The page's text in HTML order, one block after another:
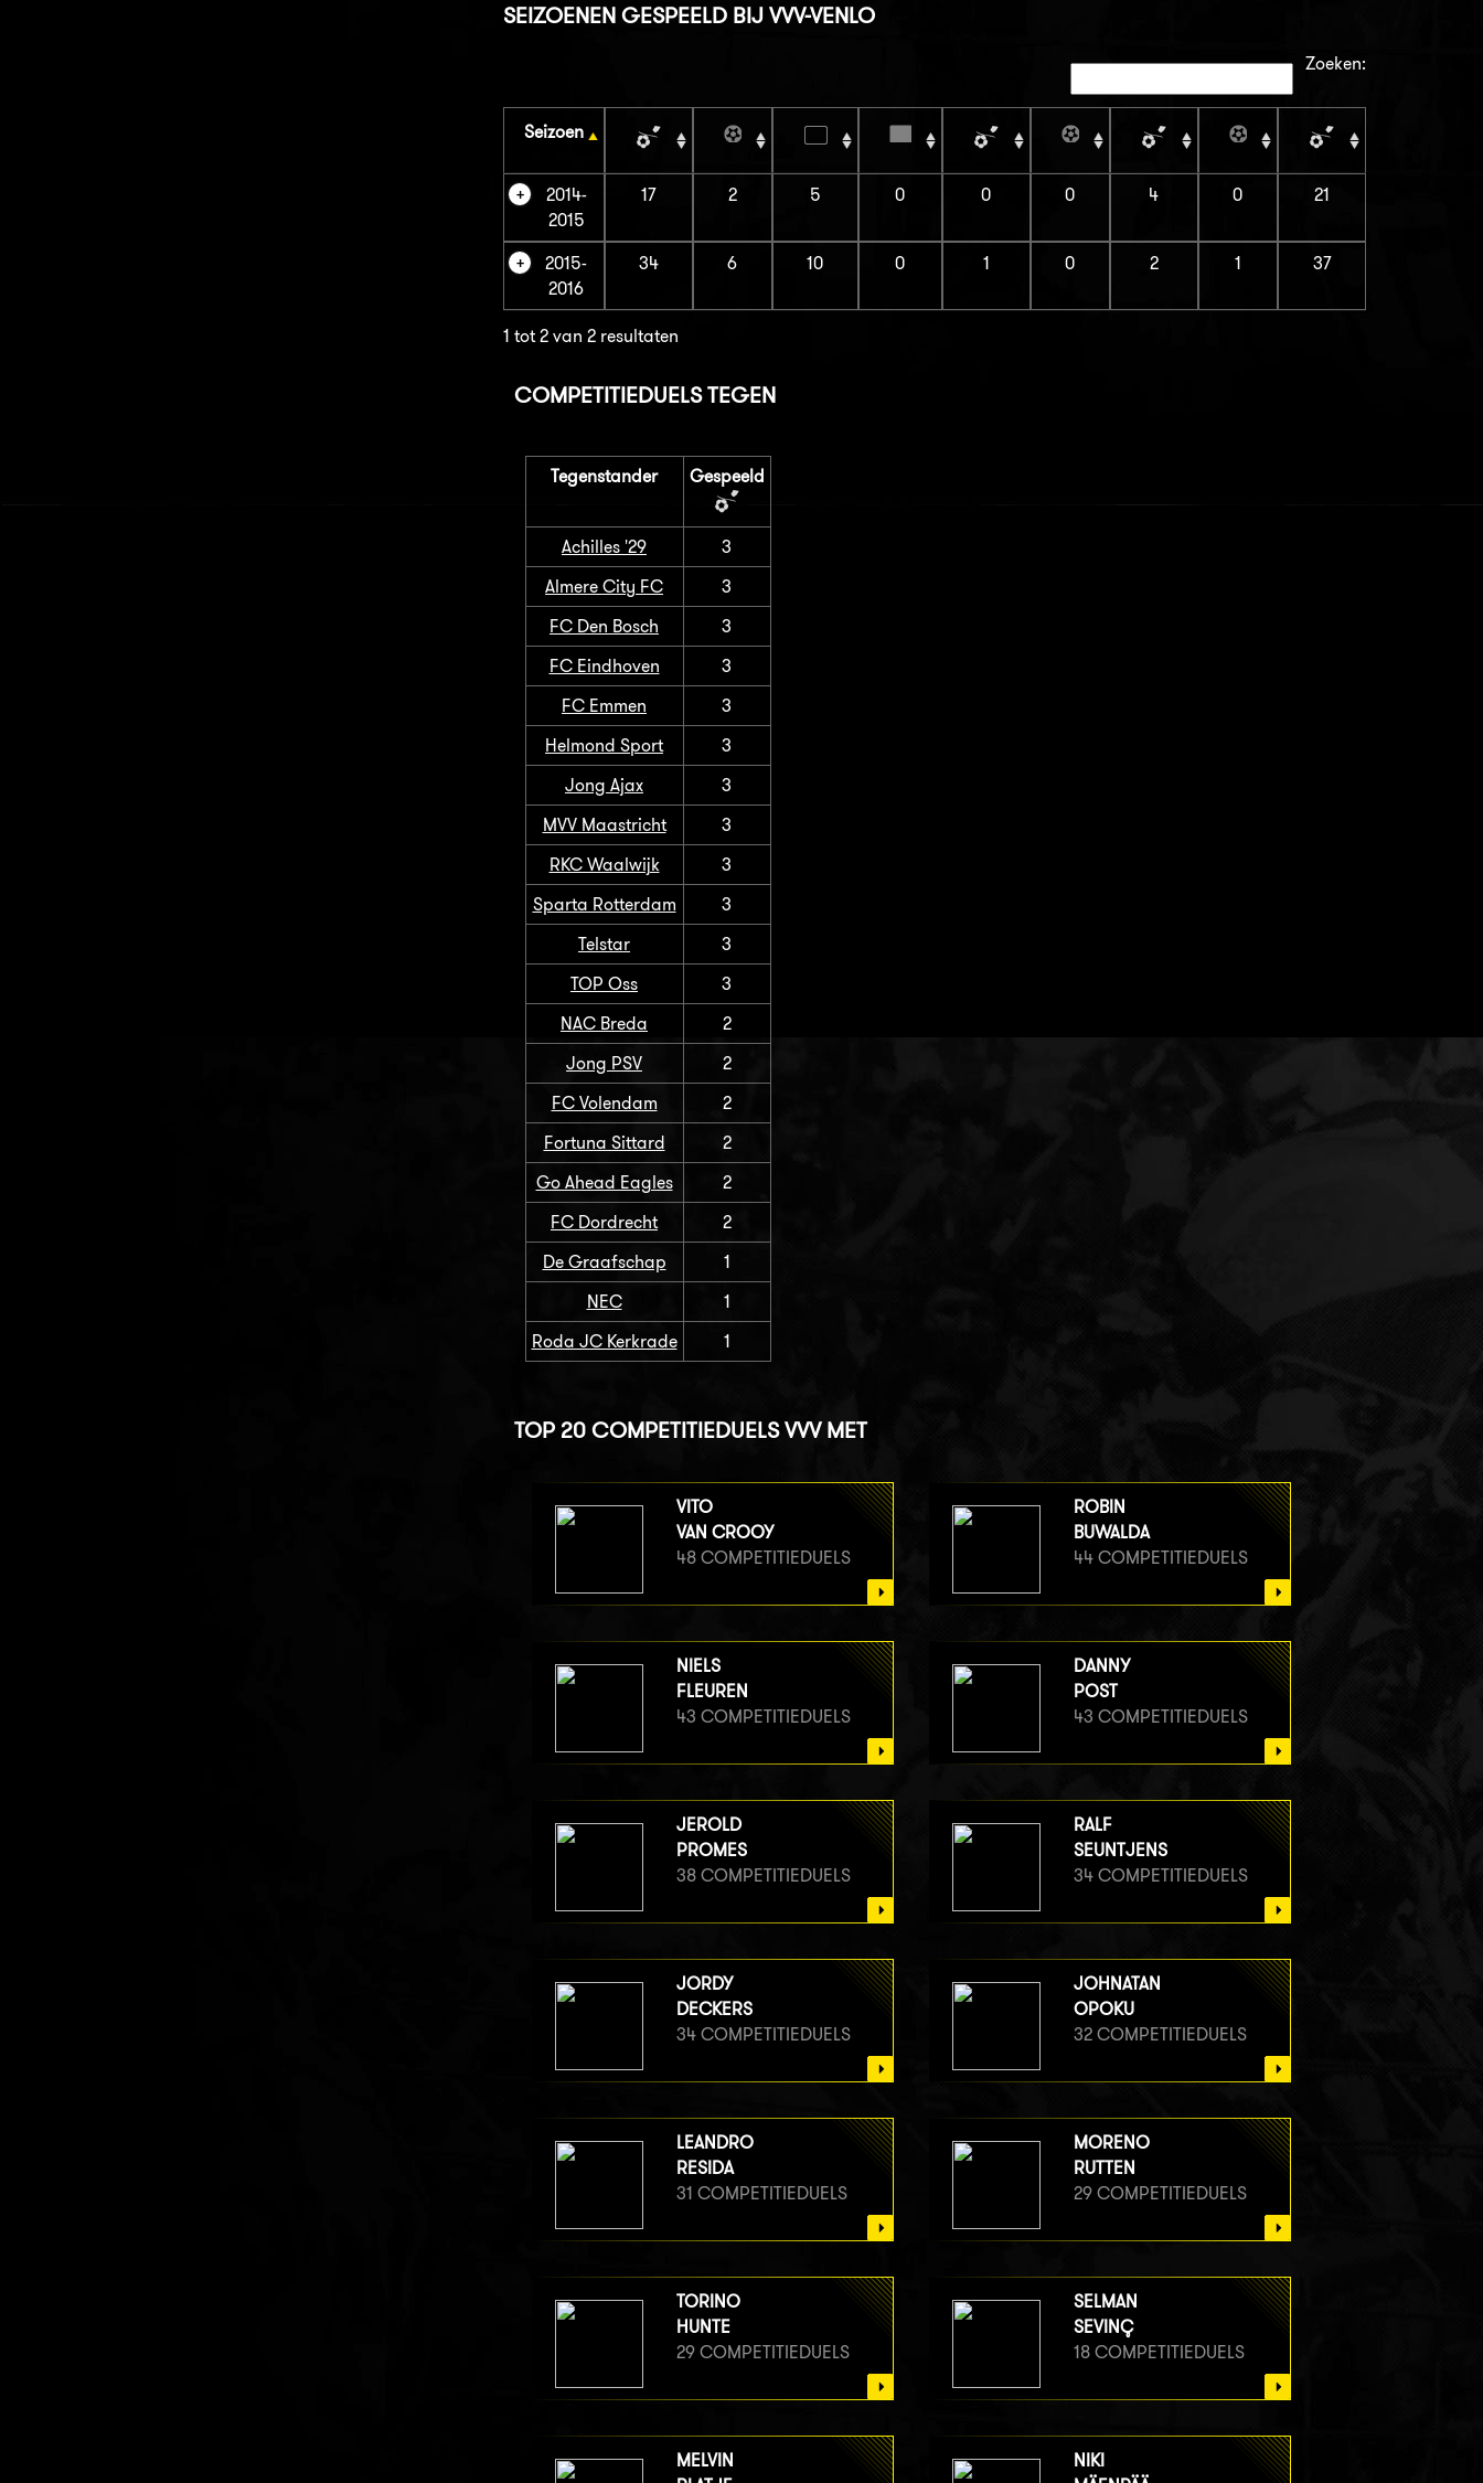
SEIZOENEN GESPEELD BIJ VVV-VENLO
Zoeken:
Seizoen
2014-
2015
17 2 5 0 0 0 4 0 21
2015-
2016
34 6 10 0 1 0 2 1 37
1 tot 2 van 2 resultaten
COMPETITIEDUELS TEGEN
Tegenstander Gespeeld
Achilles '29
3
Almere City FC
3
FC Den Bosch
3
FC Eindhoven
3
FC Emmen
3
Helmond Sport
3
Jong Ajax
3
MVV Maastricht
3
RKC Waalwijk
3
Sparta Rotterdam
3
Telstar
3
TOP Oss
3
NAC Breda
2
Jong PSV
2
FC Volendam
2
Fortuna Sittard
2
Go Ahead Eagles
2
FC Dordrecht
2
De Graafschap
1
NEC
1
Roda JC Kerkrade
1
TOP 20 COMPETITIEDUELS VVV MET
VITO
VAN CROOY
48 COMPETITIEDUELS
ROBIN
BUWALDA
44 COMPETITIEDUELS
NIELS
FLEUREN
43 COMPETITIEDUELS
DANNY
POST
43 COMPETITIEDUELS
JEROLD
PROMES
38 COMPETITIEDUELS
RALF
SEUNTJENS
34 COMPETITIEDUELS
JORDY
DECKERS
34 COMPETITIEDUELS
JOHNATAN
OPOKU
32 COMPETITIEDUELS
LEANDRO
RESIDA
31 COMPETITIEDUELS
MORENO
RUTTEN
29 COMPETITIEDUELS
TORINO
HUNTE
29 COMPETITIEDUELS
SELMAN
SEVINÇ
18 COMPETITIEDUELS
MELVIN
NIKI